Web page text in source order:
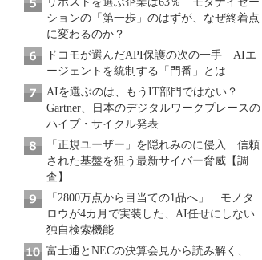
ションの「第一歩」のはずが、なぜ終着点
に変わるのか？
ドコモが選んだAPI保護の次の一手 AIエ
ージェントを統制する「門番」とは
AIを選ぶのは、もうIT部門ではない？
Gartner、日本のデジタルワークプレースの
ハイプ・サイクル発表
「正規ユーザー」を隠れみのに侵入 信頼
された基盤を狙う最新サイバー脅威【調
査】
「2800万点から目当ての1品へ」 モノタ
ロウが4カ月で実装した、AI任せにしない
独自検索機能
富士通とNECの決算会見から読み解く、